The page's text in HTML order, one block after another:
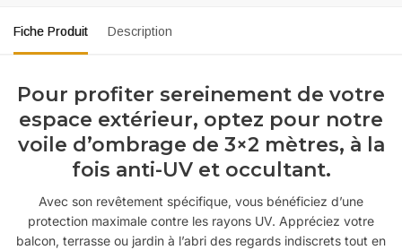
Fiche Produit Description
Pour profiter sereinement de votre
espace extérieur, optez pour notre
voile d’ombrage de 3×2 mètres, à la
fois anti-UV et occultant.
Avec son revêtement spécifique, vous bénéficiez d’une
protection maximale contre les rayons UV. Appréciez votre
balcon, terrasse ou jardin à l’abri des regards indiscrets tout en